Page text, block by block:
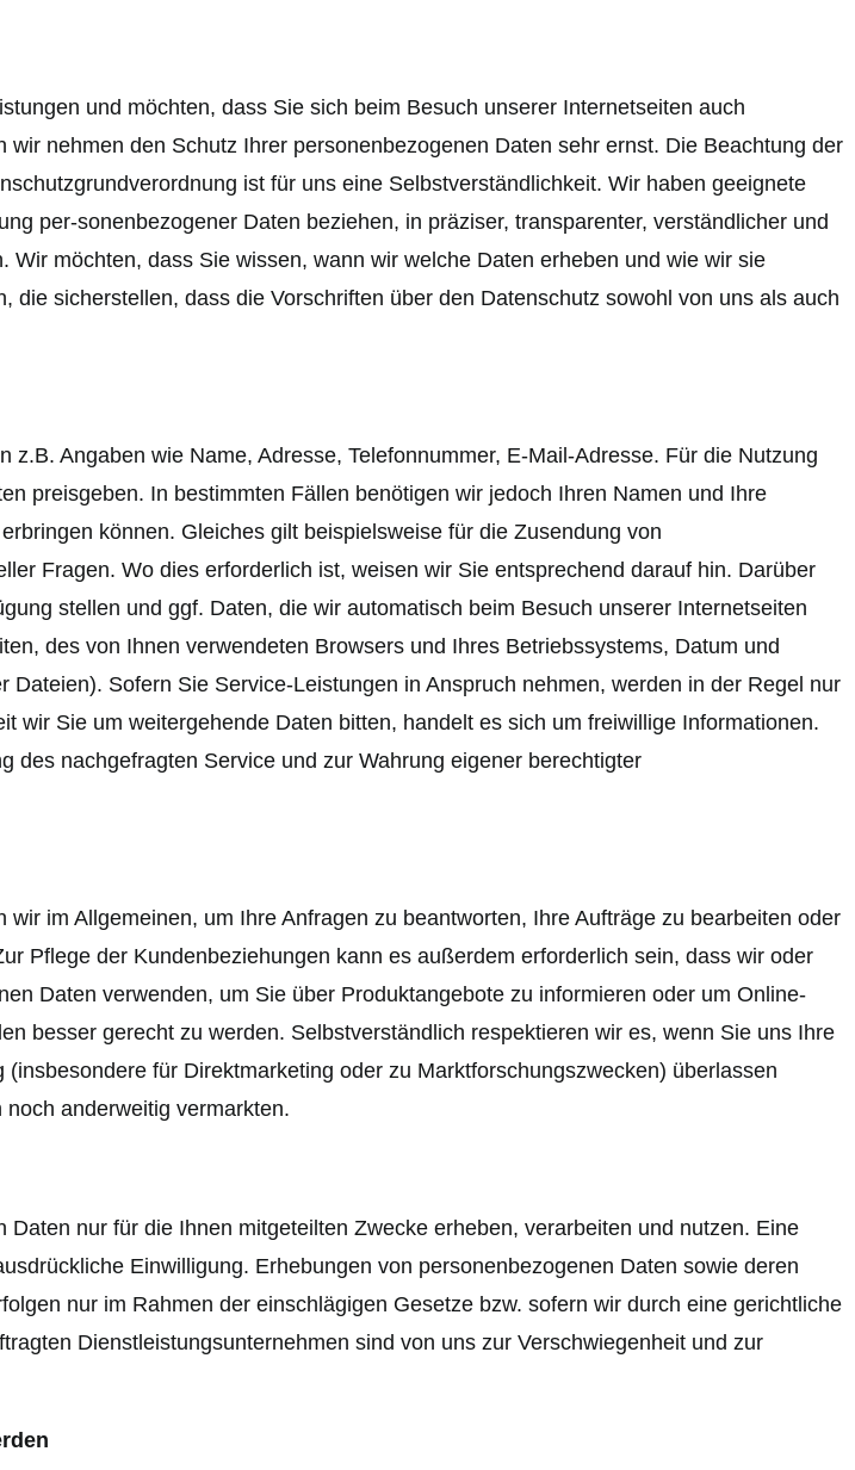
und möchten, dass Sie sich beim Besuch unserer Internetseiten auch
nehmen den Schutz Ihrer personenbezogenen Daten sehr ernst. Die Beachtung der
ist für uns eine Selbstverständlichkeit. Wir haben geeignete
per-sonenbezogener Daten beziehen, in präziser, transparenter, verständlicher und
möchten, dass Sie wissen, wann wir welche Daten erheben und wie wir sie
sicherstellen, dass die Vorschriften über den Datenschutz sowohl von uns als auch
Angaben wie Name, Adresse, Telefonnummer, E-Mail-Adresse. Für die Nutzung
preisgeben. In bestimmten Fällen benötigen wir jedoch Ihren Namen und Ihre
können. Gleiches gilt beispielsweise für die Zusendung von
Fragen. Wo dies erforderlich ist, weisen wir Sie entsprechend darauf hin. Darüber
stellen und ggf. Daten, die wir automatisch beim Besuch unserer Internetseiten
des von Ihnen verwendeten Browsers und Ihres Betriebssystems, Datum und
Sofern Sie Service-Leistungen in Anspruch nehmen, werden in der Regel nur
Sie um weitergehende Daten bitten, handelt es sich um freiwillige Informationen.
des nachgefragten Service und zur Wahrung eigener berechtigter
im Allgemeinen, um Ihre Anfragen zu beantworten, Ihre Aufträge zu bearbeiten oder
Pflege der Kundenbeziehungen kann es außerdem erforderlich sein, dass wir oder
Daten verwenden, um Sie über Produktangebote zu informieren oder um Online-
besser gerecht zu werden. Selbstverständlich respektieren wir es, wenn Sie uns Ihre
für Direktmarketing oder zu Marktforschungszwecken) überlassen
anderweitig vermarkten.
nur für die Ihnen mitgeteilten Zwecke erheben, verarbeiten und nutzen. Eine
Einwilligung. Erhebungen von personenbezogenen Daten sowie deren
nur im Rahmen der einschlägigen Gesetze bzw. sofern wir durch eine gerichtliche
Dienstleistungsunternehmen sind von uns zur Verschwiegenheit und zur